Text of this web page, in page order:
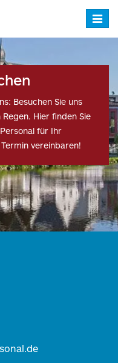
Besuchen Sie uns
Hier finden Sie
für Ihr
vereinbaren!